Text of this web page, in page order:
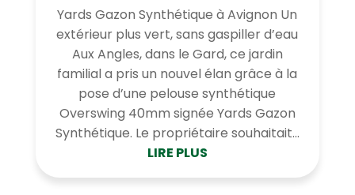
Yards Gazon Synthétique à Avignon Un
extérieur plus vert, sans gaspiller d’eau
Aux Angles, dans le Gard, ce jardin
familial a pris un nouvel élan grâce à la
pose d’une pelouse synthétique
Overswing 40mm signée Yards Gazon
Synthétique. Le propriétaire souhaitait...
LIRE PLUS